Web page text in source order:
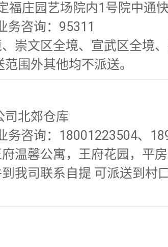
福庄园艺场院内1号院中通
务咨询：95311
崇文区全境、宣武区全境
围外其他均不派送。
司北郊仓库
务咨询：18001223504、
温馨公寓，王府花园，平
我司联系自提 可派送到村